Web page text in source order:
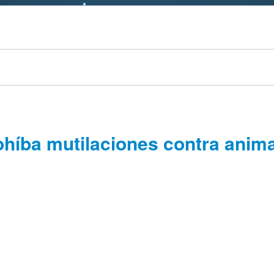
mutilaciones contra